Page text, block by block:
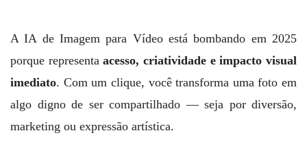
A IA de Imagem para Vídeo está bombando em 2025
porque representaacesso, criatividade e impacto visual
imediato. Com um clique, você transforma uma foto em
algo digno de ser compartilhado — seja por diversão,
marketing ou expressão artística.